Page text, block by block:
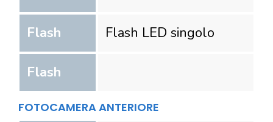
Flash Flash LED singolo
Flash
FOTOCAMERA ANTERIORE